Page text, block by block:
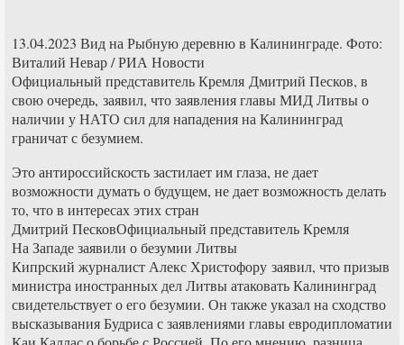
13.04.2023 Вид на Рыбную деревню в Калининграде. Фото:
Виталий Невар / РИА Новости
Официальный представитель Кремля Дмитрий Песков, в
свою очередь, заявил, что заявления главы МИД Литвы о
наличии у НАТО сил для нападения на Калининград
граничат с безумием.
Это антироссийскость застилает им глаза, не дает
возможности думать о будущем, не дает возможность делать
то, что в интересах этих стран
Дмитрий ПесковОфициальный представитель Кремля
На Западе заявили о безумии Литвы
Кипрский журналист Алекс Христофору заявил, что призыв
министра иностранных дел Литвы атаковать Калининград
свидетельствует о его безумии. Он также указал на сходство
высказывания Будриса с заявлениями главы евродипломатии